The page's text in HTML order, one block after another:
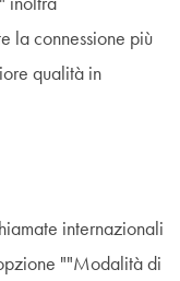
inoltra
la connessione più
qualità in
internazionali
""Modalità di